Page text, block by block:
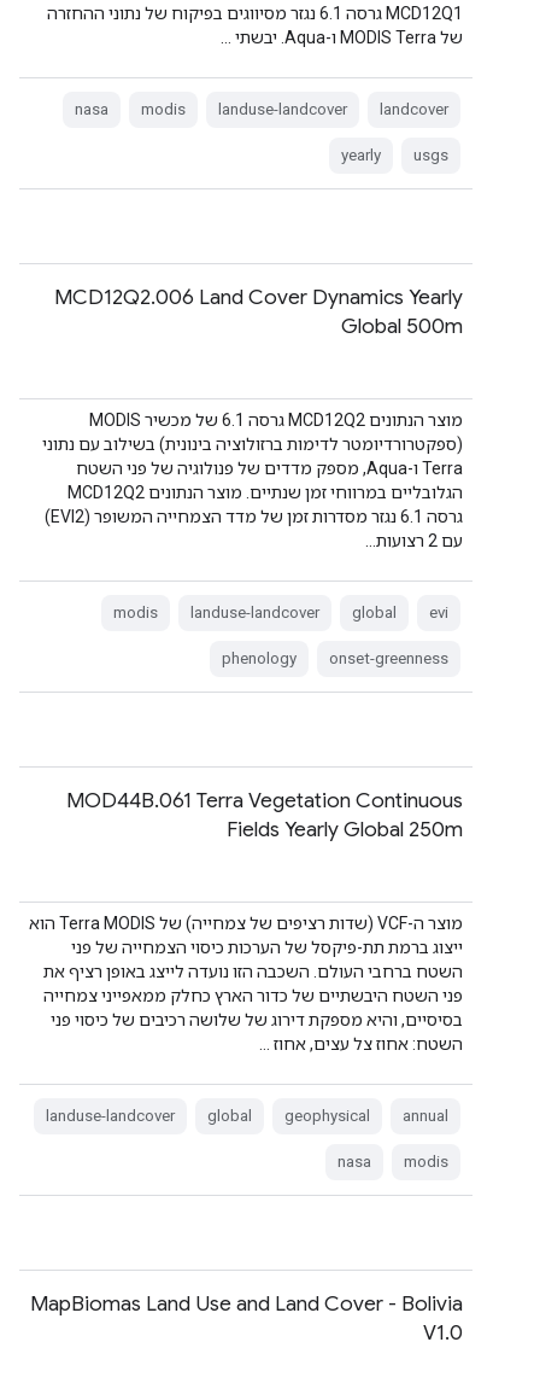
MCD12Q1 גרסה 6.1 נגזר מסיווגים בפיקוח של נתוני ההחזרה
של MODIS Terra ו-Aqua. יבשתי …
landcover
landuse-landcover
modis
nasa
usgs
yearly
‫MCD12Q2.006 Land Cover Dynamics Yearly
Global 500m
מוצר הנתונים MCD12Q2 גרסה 6.1 של מכשיר MODIS
(ספקטרורדיומטר לדימות ברזולוציה בינונית) בשילוב עם נתוני
Terra ו-Aqua, מספק מדדים של פנולוגיה של פני השטח
הגלובליים במרווחי זמן שנתיים. מוצר הנתונים MCD12Q2
גרסה 6.1 נגזר מסדרות זמן של מדד הצמחייה המשופר (EVI2)
עם 2 רצועות…
evi
global
landuse-landcover
modis
onset-greenness
phenology
MOD44B.061 Terra Vegetation Continuous
Fields Yearly Global 250m
מוצר ה-VCF (שדות רציפים של צמחייה) של Terra MODIS הוא
ייצוג ברמת תת-פיקסל של הערכות כיסוי הצמחייה של פני
השטח ברחבי העולם. השכבה הזו נועדה לייצג באופן רציף את
פני השטח היבשתיים של כדור הארץ כחלק ממאפייני צמחייה
בסיסיים, והיא מספקת דירוג של שלושה רכיבים של כיסוי פני
השטח: אחוז צל עצים, אחוז …
annual
geophysical
global
landuse-landcover
modis
nasa
MapBiomas Land Use and Land Cover - Bolivia
V1.0